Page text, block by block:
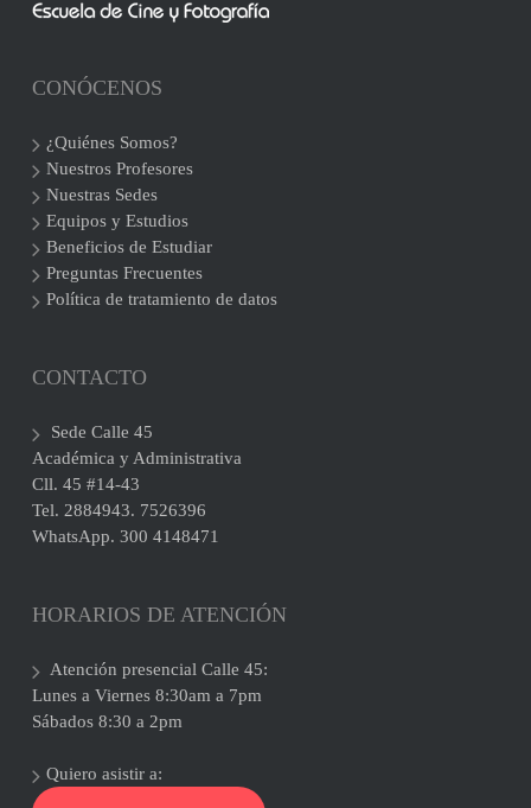
CONÓCENOS
¿Quiénes Somos?
Nuestros Profesores
Nuestras Sedes
Equipos y Estudios
Beneficios de Estudiar
Preguntas Frecuentes
Política de tratamiento de datos
CONTACTO
Sede Calle 45
Académica y Administrativa
Cll. 45 #14-43
Tel. 2884943. 7526396
WhatsApp. 300 4148471
HORARIOS DE ATENCIÓN
Atención presencial Calle 45:
Lunes a Viernes 8:30am a 7pm
Sábados 8:30 a 2pm
Quiero asistir a: